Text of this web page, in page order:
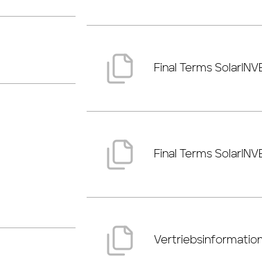
Final Terms
Final Terms